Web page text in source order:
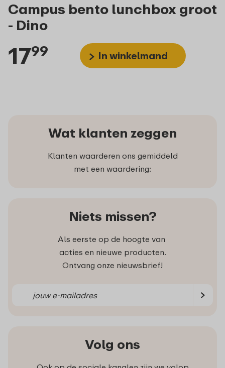
Campus bento lunchbox groot
- Dino
1799 In winkelmand
Wat klanten zeggen
Klanten waarderen ons gemiddeld
met een waardering:
Niets missen?
Als eerste op de hoogte van
acties en nieuwe producten.
Ontvang onze nieuwsbrief!
Volg ons